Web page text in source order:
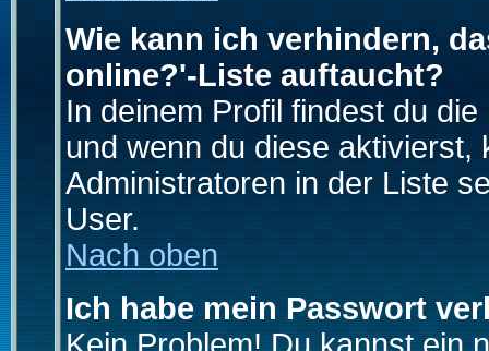
Wie kann ich verhindern,
online?'-Liste auftaucht?
In deinem Profil findest du
und wenn du diese aktivierst,
Administratoren in der Liste
User.
Nach oben
Ich habe mein Passwort